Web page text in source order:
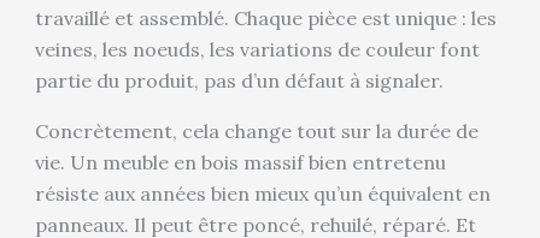
travaillé et assemblé. Chaque pièce est unique : les
veines, les noeuds, les variations de couleur font
partie du produit, pas d’un défaut à signaler.
Concrètement, cela change tout sur la durée de
vie. Un meuble en bois massif bien entretenu
résiste aux années bien mieux qu’un équivalent en
panneaux. Il peut être poncé, rehuilé, réparé. Et